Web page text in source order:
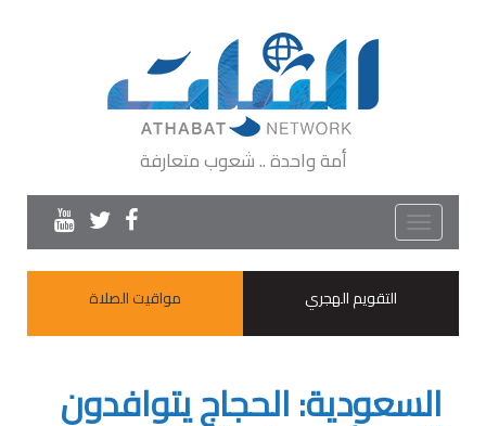
أمة واحدة .. شعوب متعارفة
Toggle
navigation
التقويم الهجري
مواقيت الصلاة
السعودية: الحجاج يتوافدون